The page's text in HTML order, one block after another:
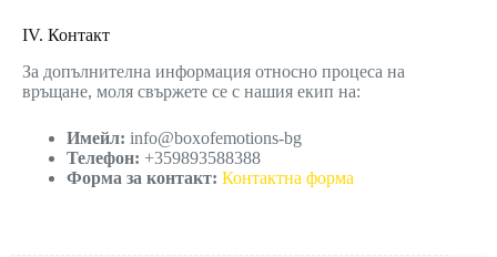
IV. Контакт
За допълнителна информация относно процеса на
връщане, моля свържете се с нашия екип на:
Имейл: info@boxofemotions-bg
Телефон: +359893588388
Форма за контакт: Контактна форма